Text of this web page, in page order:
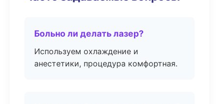
Больно ли делать лазер?
Используем охлаждение и
анестетики, процедура комфортная.